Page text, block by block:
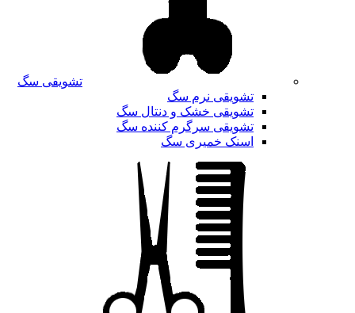
تشویقی سگ
تشویقی نرم سگ
تشویقی خشک و دنتال سگ
تشویقی سرگرم کننده سگ
اسنک خمیری سگ